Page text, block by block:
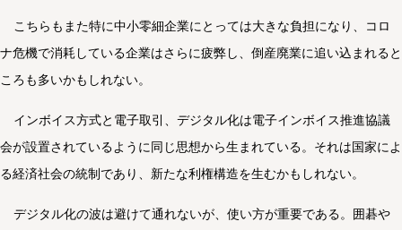
こちらもまた特に中小零細企業にとっては大きな負担になり、コロ
ナ危機で消耗している企業はさらに疲弊し、倒産廃業に追い込まれると
ころも多いかもしれない。
インボイス方式と電子取引、デジタル化は電子インボイス推進協議
会が設置されているように同じ思想から生まれている。それは国家によ
る経済社会の統制であり、新たな利権構造を生むかもしれない。
デジタル化の波は避けて通れないが、使い方が重要である。囲碁や